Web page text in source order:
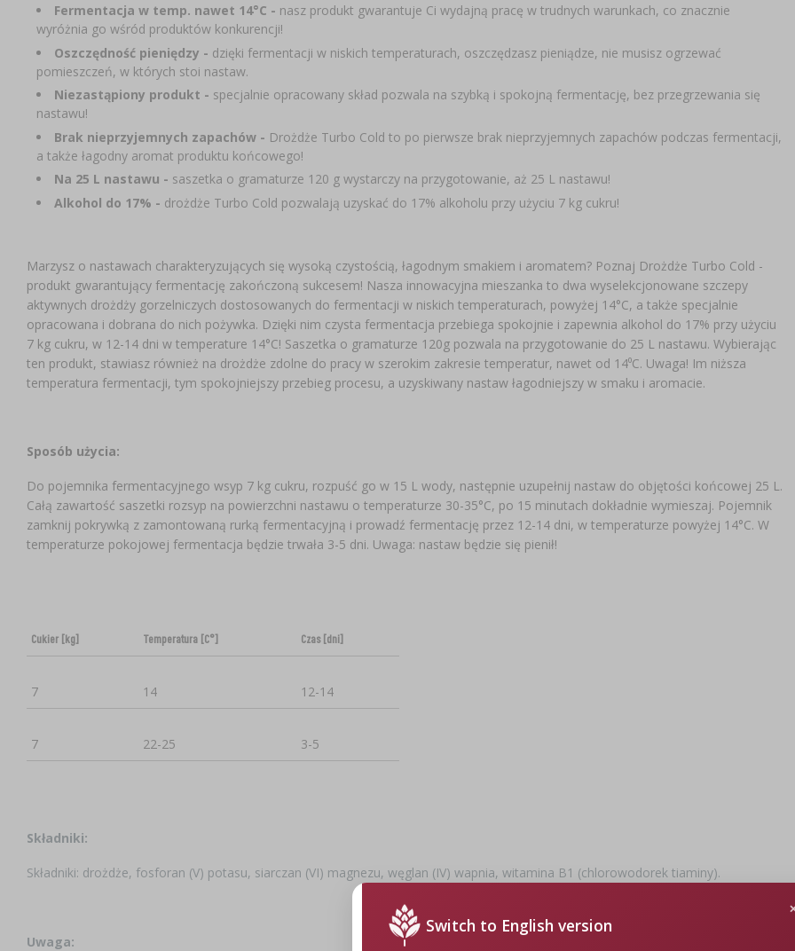
Fermentacja w temp. nawet 14°C - nasz produkt gwarantuje Ci wydajną pracę w trudnych warunkach, co znacznie
wyróżnia go wśród produktów konkurencji!
Oszczędność pieniędzy - dzięki fermentacji w niskich temperaturach, oszczędzasz pieniądze, nie musisz ogrzewać
pomieszczeń, w których stoi nastaw.
Niezastąpiony produkt - specjalnie opracowany skład pozwala na szybką i spokojną fermentację, bez przegrzewania się
nastawu!
Brak nieprzyjemnych zapachów - Drożdże Turbo Cold to po pierwsze brak nieprzyjemnych zapachów podczas fermentacji,
a także łagodny aromat produktu końcowego!
Na 25 L nastawu - saszetka o gramaturze 120 g wystarczy na przygotowanie, aż 25 L nastawu!
Alkohol do 17% - drożdże Turbo Cold pozwalają uzyskać do 17% alkoholu przy użyciu 7 kg cukru!
Marzysz o nastawach charakteryzujących się wysoką czystością, łagodnym smakiem i aromatem? Poznaj Drożdże Turbo Cold -
produkt gwarantujący fermentację zakończoną sukcesem! Nasza innowacyjna mieszanka to dwa wyselekcjonowane szczepy
aktywnych drożdży gorzelniczych dostosowanych do fermentacji w niskich temperaturach, powyżej 14°C, a także specjalnie
opracowana i dobrana do nich pożywka. Dzięki nim czysta fermentacja przebiega spokojnie i zapewnia alkohol do 17% przy użyciu
7 kg cukru, w 12-14 dni w temperature 14°C! Saszetka o gramaturze 120g pozwala na przygotowanie do 25 L nastawu. Wybierając
ten produkt, stawiasz również na drożdże zdolne do pracy w szerokim zakresie temperatur, nawet od 14⁰C. Uwaga! Im niższa
temperatura fermentacji, tym spokojniejszy przebieg procesu, a uzyskiwany nastaw łagodniejszy w smaku i aromacie.
Sposób użycia:
Do pojemnika fermentacyjnego wsyp 7 kg cukru, rozpuść go w 15 L wody, następnie uzupełnij nastaw do objętości końcowej 25 L.
Całą zawartość saszetki rozsyp na powierzchni nastawu o temperaturze 30-35°C, po 15 minutach dokładnie wymieszaj. Pojemnik
zamknij pokrywką z zamontowaną rurką fermentacyjną i prowadź fermentację przez 12-14 dni, w temperaturze powyżej 14°C. W
temperaturze pokojowej fermentacja będzie trwała 3-5 dni. Uwaga: nastaw będzie się pienił!
Cukier [kg] Temperatura [C°] Czas [dni]
7 14 12-14
7 22-25 3-5
Składniki:
Składniki: drożdże, fosforan (V) potasu, siarczan (VI) magnezu, węglan (IV) wapnia, witamina B1 (chlorowodorek tiaminy).
Uwaga:
Switch to English version